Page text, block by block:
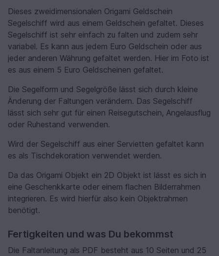
Dieses zweidimensionalen Origami Geldschein
Segelschiff wird aus einem Geldschein gefaltet. Dieses
Segelschiff ist sehr einfach zu falten und zudem sehr
variabel. Es kann aus jedem Euro Geldschein oder aus
jeder anderen Währung gefaltet werden. Hier im Foto ist
es aus einem 5 Euro Geldscheinen gefaltet.
Die Segelform und Segelgröße lässt sich durch kleine
Änderung der Faltungen verändern. Das Segelschiff
lässt sich sehr gut für einen Reisegutschein, Angelausflug
oder Ruhestand verwenden.
Wird der Segelschiff aus einer Servietten gefaltet kann
es als Tischdekoration verwendet werden.
Da das Origami Objekt ein 2D Objekt ist lässt es sich in
eine Geschenkkarte oder einem flachen Bilderrahmen
integrieren. Es wird hierfür also kein Objektrahmen
benötigt.
Fertigkeiten und was Du bekommst
Die Faltanleitung als PDF besteht aus 10 Seiten und 25